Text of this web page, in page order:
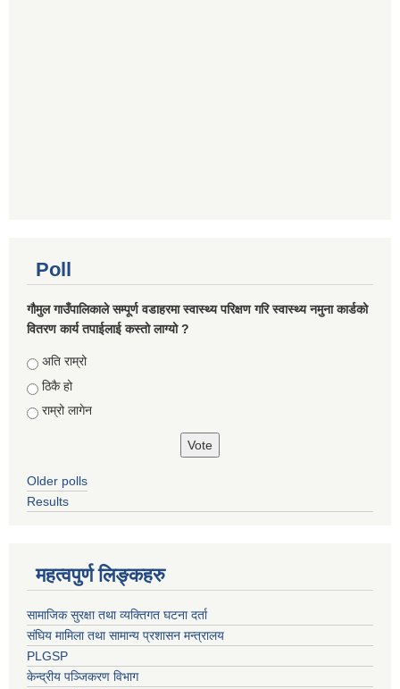
Poll
गौमुल गाउँपालिकाले सम्पूर्ण वडाहरमा स्वास्थ्य परिक्षण गरि स्वास्थ्य नमुना कार्डको
वितरण कार्य तपाईलाई कस्तो लाग्यो ?
Choices
अति राम्रो
ठिकै हो
राम्रो लागेन
Older polls
Results
महत्वपुर्ण लिङ्कहरु
सामाजिक सुरक्षा तथा व्यक्तिगत घटना दर्ता
संघिय मामिला तथा सामान्य प्रशासन मन्त्रालय
PLGSP
केन्द्रीय पञ्जिकरण विभाग